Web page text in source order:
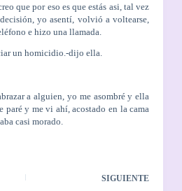
que por eso es que estás asi, tal vez
yo asentí, volvió a voltearse,
e hizo una llamada.
un homicidio.-dijo ella.
a alguien, yo me asombré y ella
y me vi ahí, acostado en la cama
casi morado.
SIGUIENTE